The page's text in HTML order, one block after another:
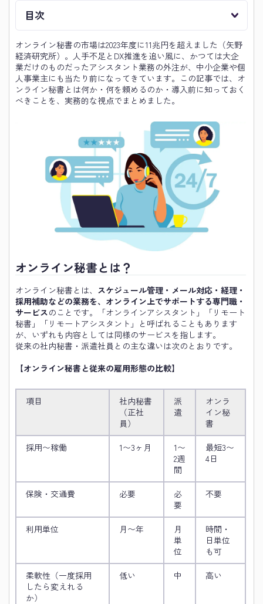
目次
オンライン秘書の市場は2023年度に11兆円を超えました（矢野
経済研究所）。人手不足とDX推進を追い風に、かつては大企
業だけのものだったアシスタント業務の外注が、中小企業や個
人事業主にも当たり前になってきています。この記事では、オ
ンライン秘書とは何か・何を頼めるのか・導入前に知っておく
べきことを、実務的な視点でまとめました。
オンライン秘書とは？
オンライン秘書とは、 スケジュール管理・メール対応・経理・
採用補助などの業務を、オンライン上でサポートする専門職・
サービスのことです。「オンラインアシスタント」「リモート
秘書」「リモートアシスタント」と呼ばれることもあります
が、いずれも内容としては同様のサービスを指します。
従来の社内秘書・派遣社員との主な違いは次のとおりです。
【オンライン秘書と従来の雇用形態の比較】
項目
社内秘書
（正社
員）
派
遣
オンラ
イン秘
書
採用〜稼働 1〜3ヶ月
1〜
2週
間
最短3〜
4日
保険・交通費 必要
必
要
不要
利用単位 月〜年
月
単
位
時間・
日単位
も可
柔軟性（一度採用
したら変えれる
か）
低い 中 高い